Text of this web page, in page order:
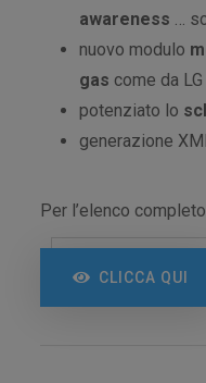
awareness …
nuovo modulo
gas come da LG
potenziato lo
generazione
Per l’elenco
CLICCA QUI